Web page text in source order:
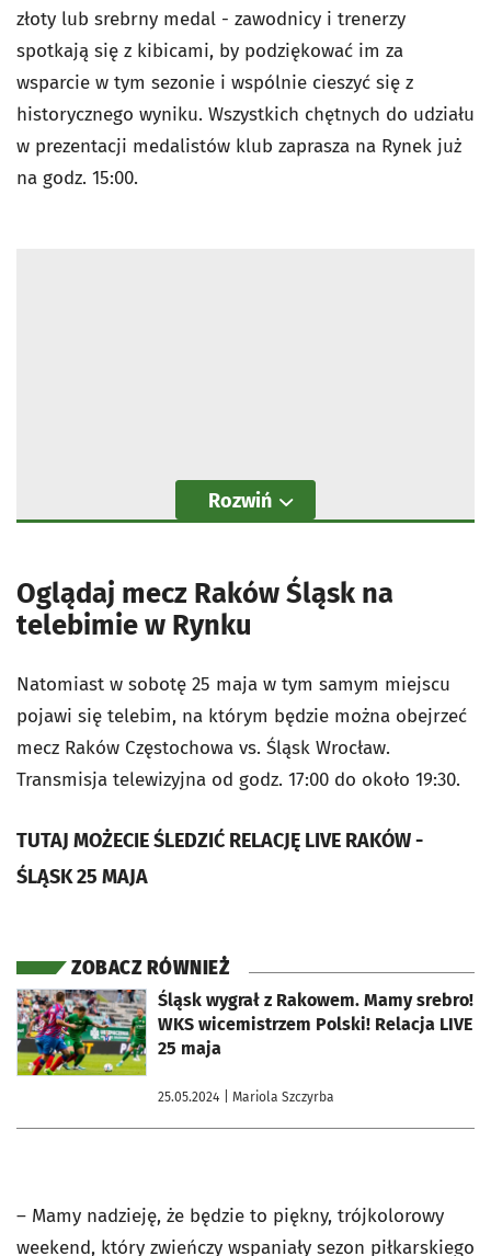
złoty lub srebrny medal - zawodnicy i trenerzy
spotkają się z kibicami, by podziękować im za
wsparcie w tym sezonie i wspólnie cieszyć się z
historycznego wyniku. Wszystkich chętnych do udziału
w prezentacji medalistów klub zaprasza na Rynek już
na godz. 15:00.
Rozwiń
Oglądaj mecz Raków Śląsk na
telebimie w Rynku
Natomiast w sobotę 25 maja w tym samym miejscu
pojawi się telebim, na którym będzie można obejrzeć
mecz Raków Częstochowa vs. Śląsk Wrocław.
Transmisja telewizyjna od godz. 17:00 do około 19:30.
TUTAJ MOŻECIE ŚLEDZIĆ RELACJĘ LIVE RAKÓW -
ŚLĄSK 25 MAJA
ZOBACZ RÓWNIEŻ
Śląsk wygrał z Rakowem. Mamy srebro!
WKS wicemistrzem Polski! Relacja LIVE
25 maja
25.05.2024 | Mariola Szczyrba
otworzy się w nowej karcie
– Mamy nadzieję, że będzie to piękny, trójkolorowy
weekend, który zwieńczy wspaniały sezon piłkarskiego